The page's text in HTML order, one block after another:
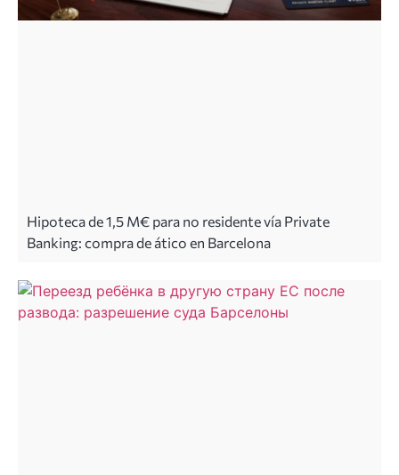
Hipoteca de 1,5 M€ para no residente vía Private
Banking: compra de ático en Barcelona